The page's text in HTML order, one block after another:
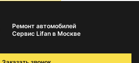
Ремонт автомобилей
Сервис Lifan в Москве